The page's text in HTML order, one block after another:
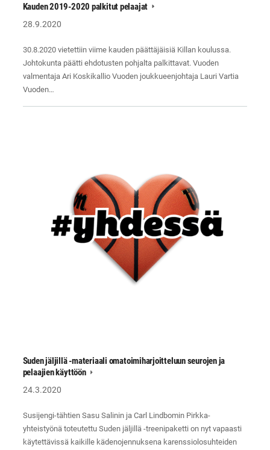
Kauden 2019-2020 palkitut pelaajat
28.9.2020
30.8.2020 vietettiin viime kauden päättäjäisiä Killan koulussa.
Johtokunta päätti ehdotusten pohjalta palkittavat. Vuoden
valmentaja Ari Koskikallio Vuoden joukkueenjohtaja Lauri Vartia
Vuoden…
Suden jäljillä -materiaali omatoimiharjoitteluun seurojen ja
pelaajien käyttöön
24.3.2020
Susijengi-tähtien Sasu Salinin ja Carl Lindbomin Pirkka-
yhteistyönä toteutettu Suden jäljillä -treenipaketti on nyt vapaasti
käytettävissä kaikille kädenojennuksena karenssiolosuhteiden